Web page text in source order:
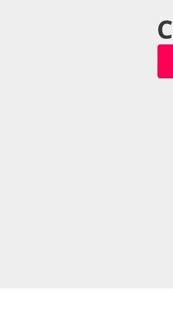
C